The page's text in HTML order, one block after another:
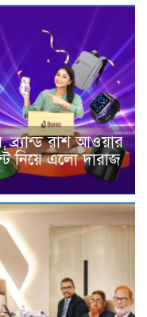
ব্র্যান্ড রাশ আওয়ার
নিয়ে এলো দারাজ